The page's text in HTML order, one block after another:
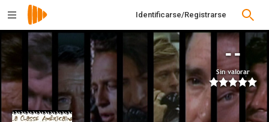
Identificarse/Registrarse
--
Sin valorar